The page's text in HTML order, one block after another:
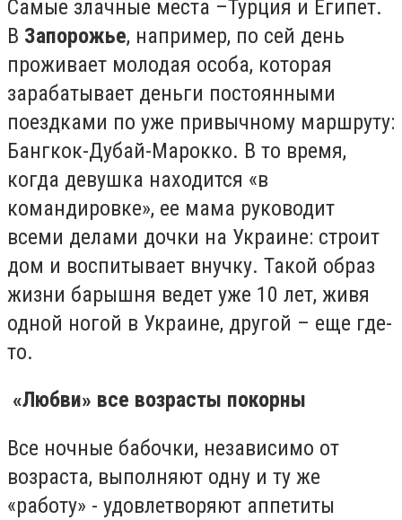
Самые злачные места –Турция и Египет.
В Запорожье, например, по сей день
проживает молодая особа, которая
зарабатывает деньги постоянными
поездками по уже привычному маршруту:
Бангкок-Дубай-Марокко. В то время,
когда девушка находится «в
командировке», ее мама руководит
всеми делами дочки на Украине: строит
дом и воспитывает внучку. Такой образ
жизни барышня ведет уже 10 лет, живя
одной ногой в Украине, другой – еще где-
то.
«Любви» все возрасты покорны
Все ночные бабочки, независимо от
возраста, выполняют одну и ту же
«работу» - удовлетворяют аппетиты